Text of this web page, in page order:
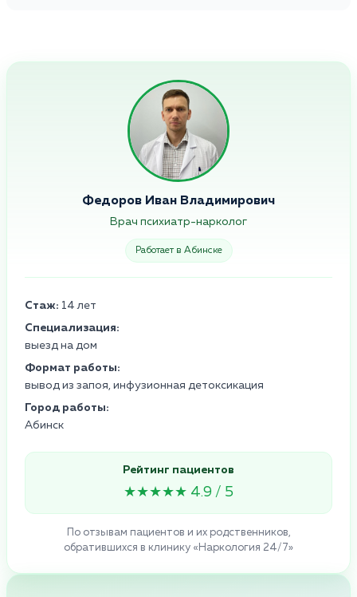
Федоров Иван Владимирович
Врач психиатр-нарколог
Работает в Абинске
Стаж: 14 лет
Специализация:
выезд на дом
Формат работы:
вывод из запоя, инфузионная детоксикация
Город работы:
Абинск
Рейтинг пациентов
★★★★★ 4.9 / 5
По отзывам пациентов и их родственников,
обратившихся в клинику «Наркология 24/7»